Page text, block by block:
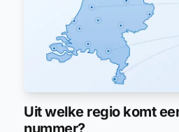
Uit welke regio komt
nummer?